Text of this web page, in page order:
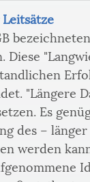
Diese
"Längere
Es
des –
werden